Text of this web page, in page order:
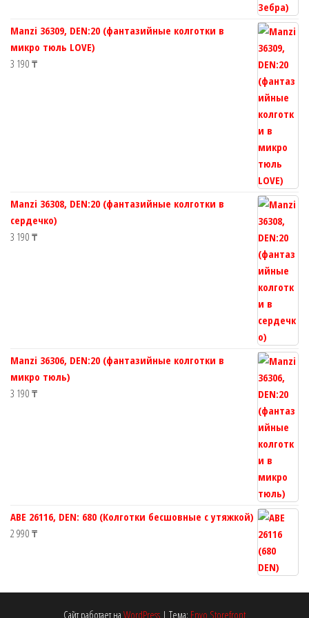
Manzi 36309, DEN:20 (фантазийные колготки в
микро тюль LOVE)
3 190 ₸
Manzi 36308, DEN:20 (фантазийные колготки в
сердечко)
3 190 ₸
Manzi 36306, DEN:20 (фантазийные колготки в
микро тюль)
3 190 ₸
ABE 26116, DEN: 680 (Колготки бесшовные с утяжкой)
2 990 ₸
Сайт работает на WordPress | Тема: Envo Storefront